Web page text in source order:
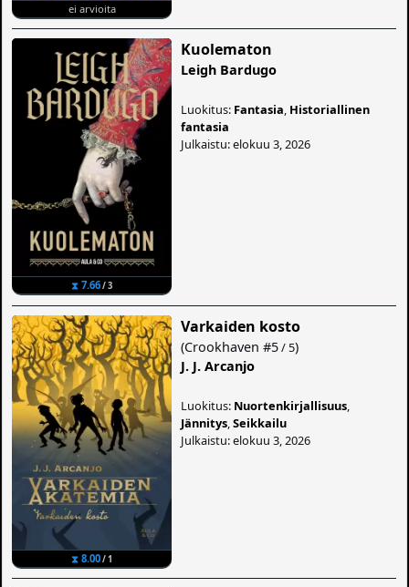
ei arvioita
⧗ 7.66/ 3
Kuolematon
Leigh Bardugo
Luokitus: Fantasia Historiallinen
fantasia
Julkaistu: elokuu 3, 2026
⧗ 8.00/ 1
Varkaiden kosto
(Crookhaven #5/ 5)
J. J. Arcanjo
Luokitus: Nuortenkirjallisuus
Jännitys ,Seikkailu
Julkaistu: elokuu 3, 2026